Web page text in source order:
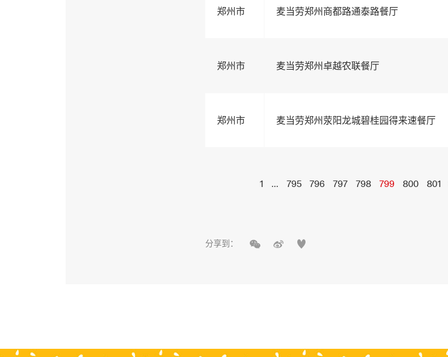
郑州市 麦当劳郑州商都路通泰路餐厅
郑州市 麦当劳郑州卓越农联餐厅
郑州市 麦当劳郑州荥阳龙城碧桂园得来速餐厅
1 ... 795 796 797 798 799 800 801
分享到：   